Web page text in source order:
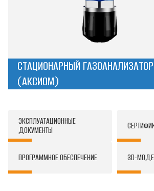
СТАЦИОНАРНЫЙ ГАЗОАНАЛИЗАТОР
(АКСИОМ)
ЭКСПЛУАТАЦИОННЫЕ
ДОКУМЕНТЫ
ПРОГРАММНОЕ ОБЕСПЕЧЕНИЕ 3D-